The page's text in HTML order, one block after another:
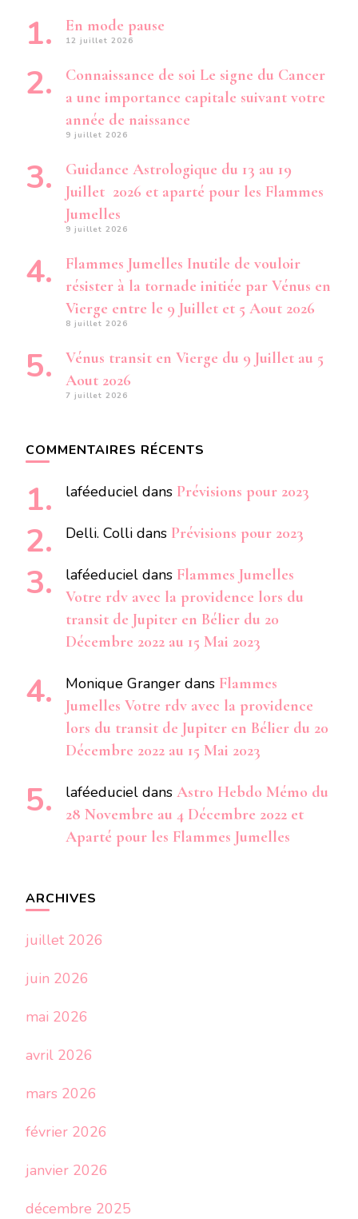
En mode pause
12 juillet 2026
Connaissance de soi Le signe du Cancer
a une importance capitale suivant votre
année de naissance
9 juillet 2026
Guidance Astrologique du 13 au 19
Juillet 2026 et aparté pour les Flammes
Jumelles
9 juillet 2026
Flammes Jumelles Inutile de vouloir
résister à la tornade initiée par Vénus en
Vierge entre le 9 Juillet et 5 Aout 2026
8 juillet 2026
Vénus transit en Vierge du 9 Juillet au 5
Aout 2026
7 juillet 2026
COMMENTAIRES RÉCENTS
laféeduciel dans Prévisions pour 2023
Delli. Colli dans Prévisions pour 2023
laféeduciel dans Flammes Jumelles
Votre rdv avec la providence lors du
transit de Jupiter en Bélier du 20
Décembre 2022 au 15 Mai 2023
Monique Granger dans Flammes
Jumelles Votre rdv avec la providence
lors du transit de Jupiter en Bélier du 20
Décembre 2022 au 15 Mai 2023
laféeduciel dans Astro Hebdo Mémo du
28 Novembre au 4 Décembre 2022 et
Aparté pour les Flammes Jumelles
ARCHIVES
juillet 2026
juin 2026
mai 2026
avril 2026
mars 2026
février 2026
janvier 2026
décembre 2025